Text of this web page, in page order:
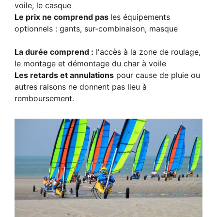
voile, le casque
Le prix ne comprend pas les équipements
optionnels : gants, sur-combinaison, masque
La durée comprend : l'accès à la zone de roulage,
le montage et démontage du char à voile
Les retards et annulations pour cause de pluie ou
autres raisons ne donnent pas lieu à
remboursement.